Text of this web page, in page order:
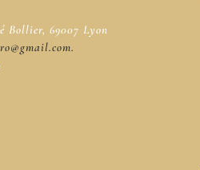
Bollier, 69007 Lyon